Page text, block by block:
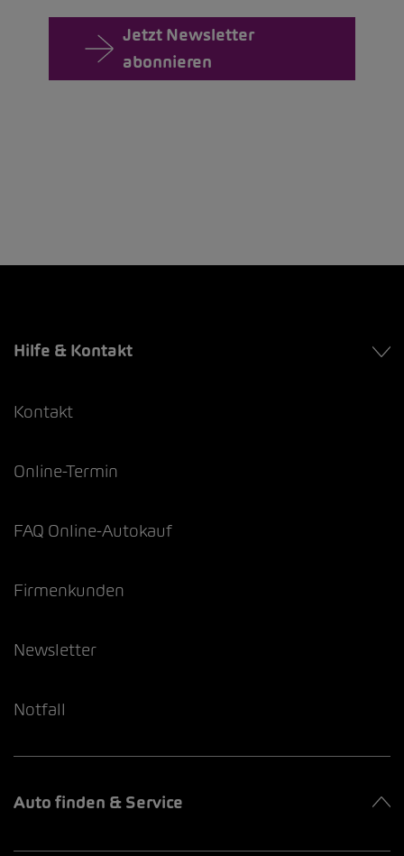
Jetzt Newsletter
abonnieren
Hilfe & Kontakt
Kontakt
Online-Termin
FAQ Online-Autokauf
Firmenkunden
Newsletter
Notfall
Auto finden & Service